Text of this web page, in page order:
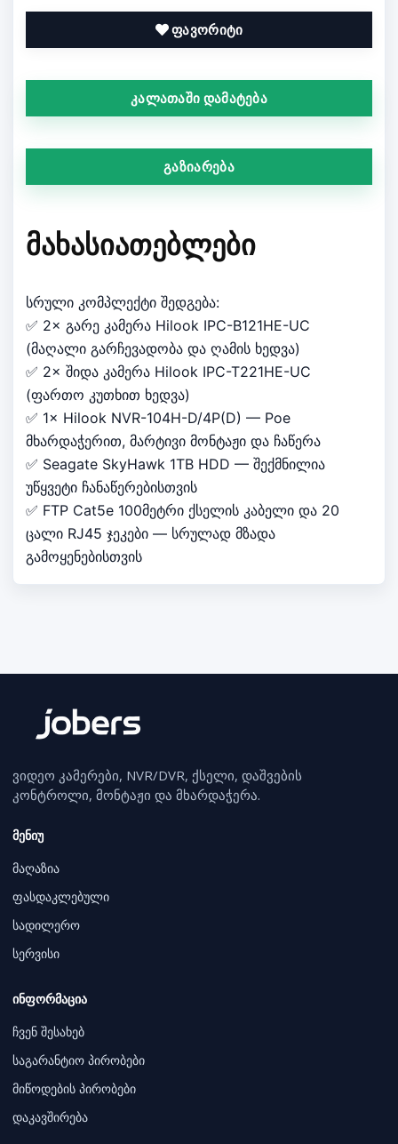
ფავორიტი
კალათაში დამატება
გაზიარება
ᲛᲐᲮᲐᲡᲘᲐᲗᲔᲑᲚᲔᲑᲘ
სრული კომპლექტი შედგება:
✅ 2× გარე კამერა Hilook IPC-B121HE-UC
(მაღალი გარჩევადობა და ღამის ხედვა)
✅ 2× შიდა კამერა Hilook IPC-T221HE-UC
(ფართო კუთხით ხედვა)
✅ 1× Hilook NVR-104H-D/4P(D) — Poe
მხარდაჭერით, მარტივი მონტაჟი და ჩაწერა
✅ Seagate SkyHawk 1TB HDD — შექმნილია
უწყვეტი ჩანაწერებისთვის
✅ FTP Cat5e 100მეტრი ქსელის კაბელი და 20
ცალი RJ45 ჯეკები — სრულად მზადა
გამოყენებისთვის
ვიდეო კამერები, NVR/DVR, ქსელი, დაშვების
კონტროლი, მონტაჟი და მხარდაჭერა.
მენიუ
მაღაზია
ფასდაკლებული
სადილერო
სერვისი
ინფორმაცია
ჩვენ შესახებ
საგარანტიო პირობები
მიწოდების პირობები
დაკავშირება